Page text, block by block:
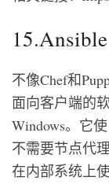
15.Ansible
不像Chef和
面向客户端的
Windows。它
不需要节点代
在内部系统上